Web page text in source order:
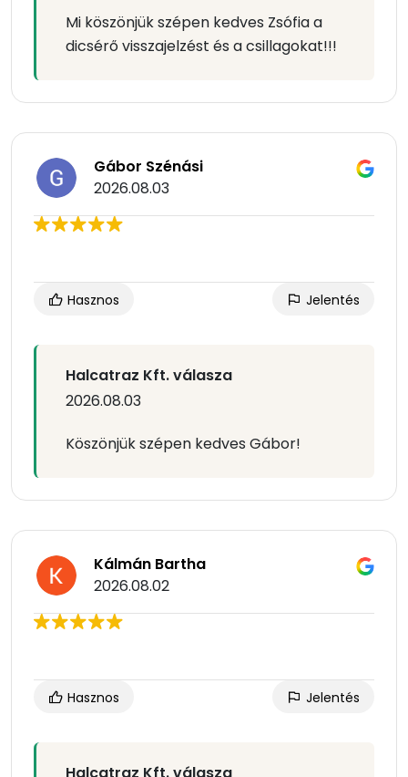
Mi köszönjük szépen kedves Zsófia a
dicsérő visszajelzést és a csillagokat!!!
Gábor Szénási
2026.08.03
Hasznos Jelentés
Halcatraz Kft. válasza
2026.08.03
Köszönjük szépen kedves Gábor!
Kálmán Bartha
2026.08.02
Hasznos Jelentés
Halcatraz Kft. válasza